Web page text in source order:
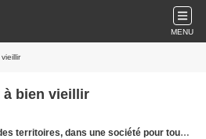
MENU
à bien vieillir
dans une société pour tous les âges